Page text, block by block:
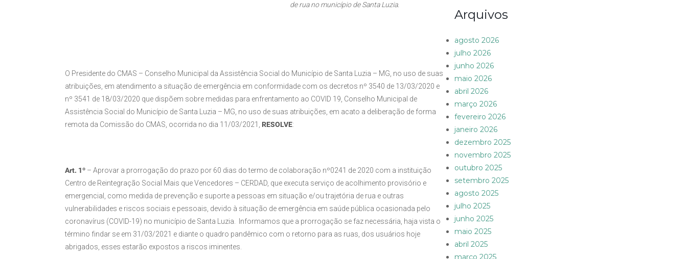
de rua no município de Santa Luzia.
O Presidente do CMAS – Conselho Municipal da Assistência Social do Município de Santa Luzia – MG, no uso de suas
atribuições, em atendimento a situação de emergência em conformidade com os decretos nº 3540 de 13/03/2020 e
nº 3541 de 18/03/2020 que dispõem sobre medidas para enfrentamento ao COVID 19, Conselho Municipal de
Assistência Social do Município de Santa Luzia – MG, no uso de suas atribuições, em acato a deliberação de forma
remota da Comissão do CMAS, ocorrida no dia 11/03/2021, RESOLVE:
Art. 1º – Aprovar a prorrogação do prazo por 60 dias do termo de colaboração nº0241 de 2020 com a instituição
Centro de Reintegração Social Mais que Vencedores – CERDAD, que executa serviço de acolhimento provisório e
emergencial, como medida de prevenção e suporte a pessoas em situação e/ou trajetória de rua e outras
vulnerabilidades e riscos sociais e pessoais, devido à situação de emergência em saúde pública ocasionada pelo
coronavírus (COVID-19) no município de Santa Luzia. Informamos que a prorrogação se faz necessária, haja vista o
término findar se em 31/03/2021 e diante o quadro pandêmico com o retorno para as ruas, dos usuários hoje
abrigados, esses estarão expostos a riscos iminentes.
Arquivos
agosto 2026
julho 2026
junho 2026
maio 2026
abril 2026
março 2026
fevereiro 2026
janeiro 2026
dezembro 2025
novembro 2025
outubro 2025
setembro 2025
agosto 2025
julho 2025
junho 2025
maio 2025
abril 2025
março 2025